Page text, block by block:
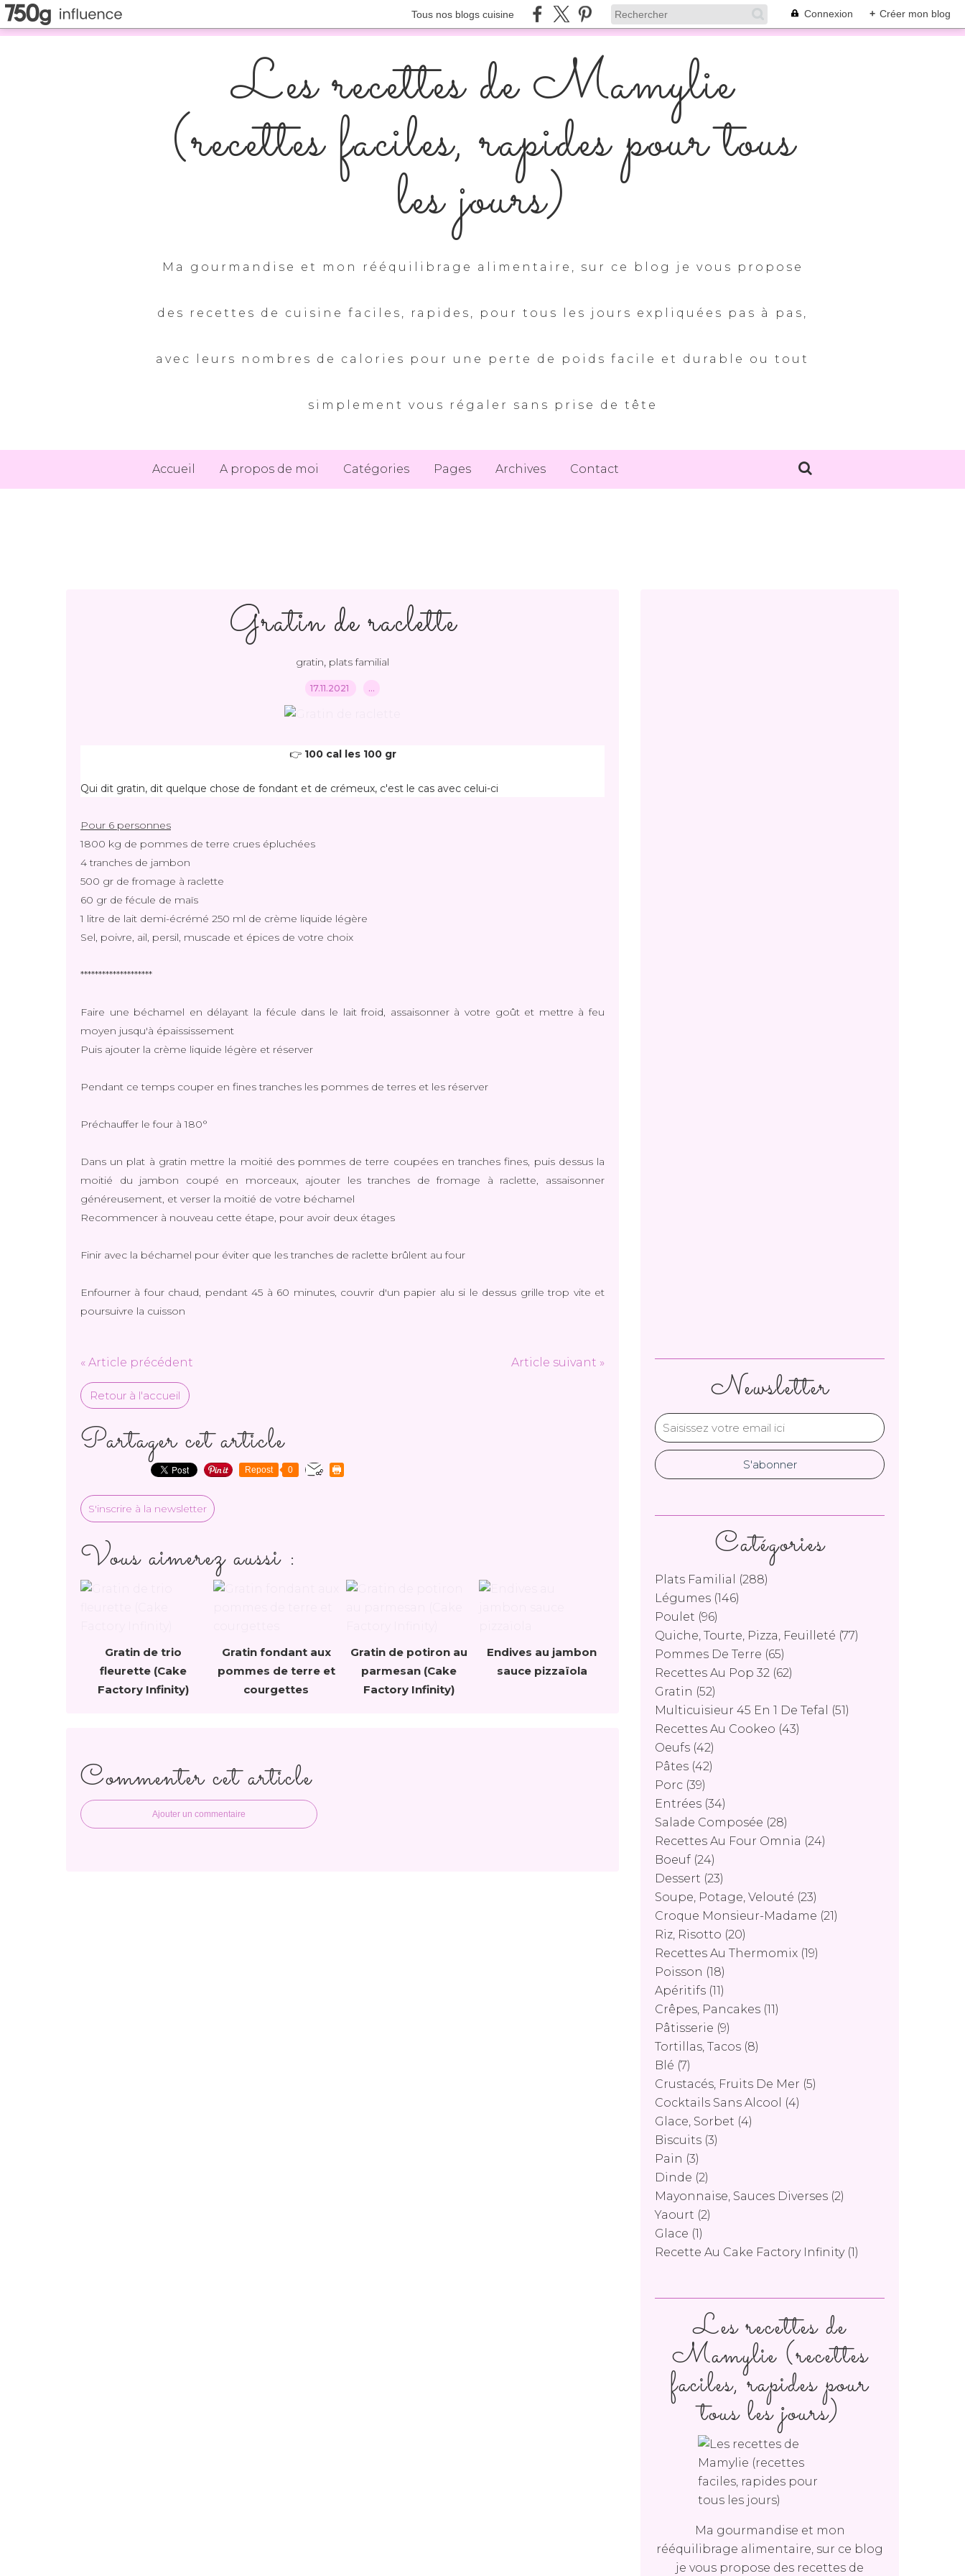
Tous nos blogs cuisine Connexion + Créer mon blog
Les recettes de Mamylie
(recettes faciles, rapides pour tous
les jours)
Ma gourmandise et mon rééquilibrage alimentaire, sur ce blog je vous propose
des recettes de cuisine faciles, rapides, pour tous les jours expliquées pas à pas,
avec leurs nombres de calories pour une perte de poids facile et durable ou tout
simplement vous régaler sans prise de tête
Accueil A propos de moi Catégories Pages Archives Contact
Gratin de raclette
gratin, plats familial
17.11.2021 …
👉 100 cal les 100 gr
Qui dit gratin, dit quelque chose de fondant et de crémeux, c'est le cas avec celui-ci
Pour 6 personnes
1800 kg de pommes de terre crues épluchées
4 tranches de jambon
500 gr de fromage à raclette
60 gr de fécule de maïs
1 litre de lait demi-écrémé 250 ml de crème liquide légère
Sel, poivre, ail, persil, muscade et épices de votre choix
********************
Faire une béchamel en délayant la fécule dans le lait froid, assaisonner à votre goût et mettre à feu
moyen jusqu'à épaississement
Puis ajouter la crème liquide légère et réserver
Pendant ce temps couper en fines tranches les pommes de terres et les réserver
Préchauffer le four à 180°
Dans un plat à gratin mettre la moitié des pommes de terre coupées en tranches fines, puis dessus la
moitié du jambon coupé en morceaux, ajouter les tranches de fromage à raclette, assaisonner
généreusement, et verser la moitié de votre béchamel
Recommencer à nouveau cette étape, pour avoir deux étages
Finir avec la béchamel pour éviter que les tranches de raclette brûlent au four
Enfourner à four chaud, pendant 45 à 60 minutes, couvrir d'un papier alu si le dessus grille trop vite et
poursuivre la cuisson
« Article précédent Article suivant »
Retour à l'accueil
Partager cet article
Repost 0
S'inscrire à la newsletter
Vous aimerez aussi :
Gratin de trio
fleurette (Cake
Factory Infinity)
Gratin fondant aux
pommes de terre et
courgettes
Gratin de potiron au
parmesan (Cake
Factory Infinity)
Endives au jambon
sauce pizzaïola
Commenter cet article
Ajouter un commentaire
Newsletter
Catégories
Plats Familial
(288)
Légumes (146)
Poulet (96)
Quiche, Tourte, Pizza, Feuilleté (77)
Pommes De Terre (65)
Recettes Au Pop 32 (62)
Gratin (52)
Multicuisieur 45 En 1 De Tefal
(51)
Recettes Au Cookeo (43)
Oeufs (42)
Pâtes (42)
Porc (39)
Entrées (34)
Salade Composée (28)
Recettes Au Four Omnia (24)
Boeuf (24)
Dessert (23)
Soupe, Potage, Velouté (23)
Croque Monsieur-Madame (21)
Riz, Risotto (20)
Recettes Au Thermomix (19)
Poisson (18)
Apéritifs (11)
Crêpes, Pancakes (11)
Pâtisserie (9)
Tortillas, Tacos (8)
Blé (7)
Crustacés, Fruits De Mer (5)
Cocktails Sans Alcool
(4)
Glace, Sorbet (4)
Biscuits (3)
Pain (3)
Dinde (2)
Mayonnaise, Sauces Diverses (2)
Yaourt (2)
Glace (1)
Recette Au Cake Factory Infinity(1)
Les recettes de
Mamylie (recettes
faciles, rapides pour
tous les jours)
Ma gourmandise et mon
rééquilibrage alimentaire, sur ce blog
je vous propose des recettes de